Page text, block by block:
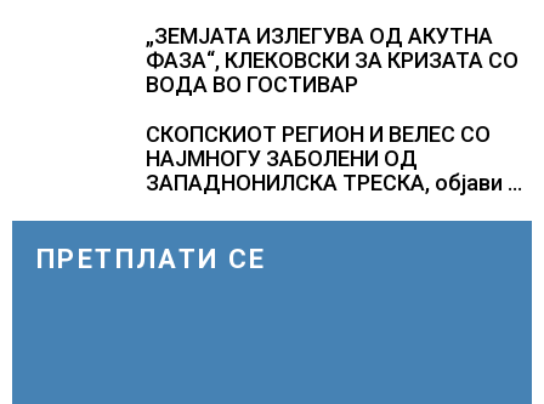
„ЗЕМЈАТА ИЗЛЕГУВА ОД АКУТНА
ФАЗА“, КЛЕКОВСКИ ЗА КРИЗАТА СО
ВОДА ВО ГОСТИВАР
СКОПСКИОТ РЕГИОН И ВЕЛЕС СО
НАЈМНОГУ ЗАБОЛЕНИ ОД
ЗАПАДНОНИЛСКА ТРЕСКА, објави
ПРЕТПЛАТИ СЕ